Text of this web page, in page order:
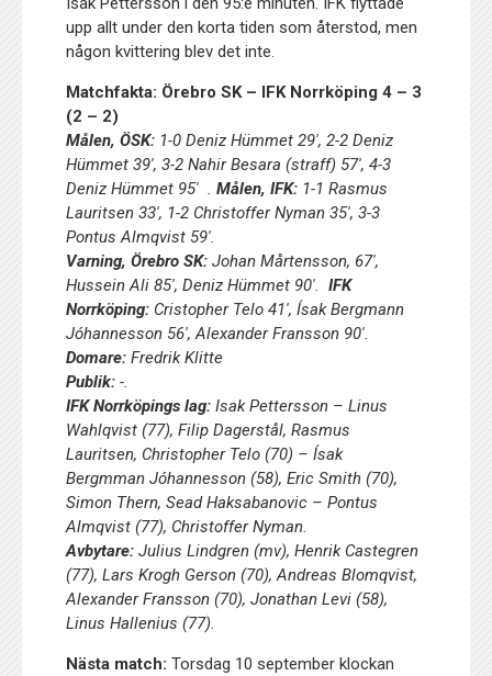
upp allt under den korta tiden som återstod, men
någon kvittering blev det inte.
Matchfakta: Örebro SK – IFK Norrköping 4 – 3
(2 – 2)
Målen, ÖSK: 1-0 Deniz Hümmet 29′, 2-2 Deniz
Hümmet 39′, 3-2 Nahir Besara (straff) 57′, 4-3
Deniz Hümmet 95′ .Målen, IFK: 1-1 Rasmus
Lauritsen 33′, 1-2 Christoffer Nyman 35′, 3-3
Pontus Almqvist 59′.
Varning, Örebro SK: Johan Mårtensson, 67′,
Hussein Ali 85′, Deniz Hümmet 90′.IFK
Norrköping: Cristopher Telo 41′, Ísak Bergmann
Jóhannesson 56′, Alexander Fransson 90′.
Domare: Fredrik Klitte
Publik: -.
IFK Norrköpings lag: Isak Pettersson – Linus
Wahlqvist (77), Filip Dagerstål, Rasmus
Lauritsen, Christopher Telo (70) – Ísak
Bergmman Jóhannesson (58), Eric Smith (70),
Simon Thern, Sead Haksabanovic – Pontus
Almqvist (77), Christoffer Nyman.
Avbytare: Julius Lindgren (mv), Henrik Castegren
(77), Lars Krogh Gerson (70), Andreas Blomqvist,
Alexander Fransson (70), Jonathan Levi (58),
Linus Hallenius (77).
Nästa match: Torsdag 10 september klockan